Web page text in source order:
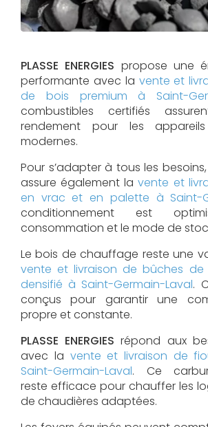
PLASSE ENERGIES propose une
performante avec la vente et
de bois premium à Saint-
combustibles certifiés
rendement pour les
modernes.
Pour s’adapter à tous les besoins,
assure également lavente et
en vrac et en palette à Saint-
conditionnement est
consommation et le mode de
Le bois de chauffage reste une
vente et livraison de bûches
densifié à Saint-Germain-Laval.
conçus pour garantir une
propre et constante.
PLASSE ENERGIES répond aux
avec la vente et livraison de
Saint-Germain-Laval. Ce
reste efficace pour chauffer les
de chaudières adaptées.